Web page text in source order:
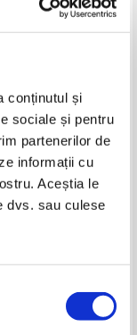
conținutul și
sociale și pentru
partenerilor de
informații cu
Aceștia le
dvs. sau culese
- Marte si Venus se
Secretul cuplurilor
fericite
Lei
în coș